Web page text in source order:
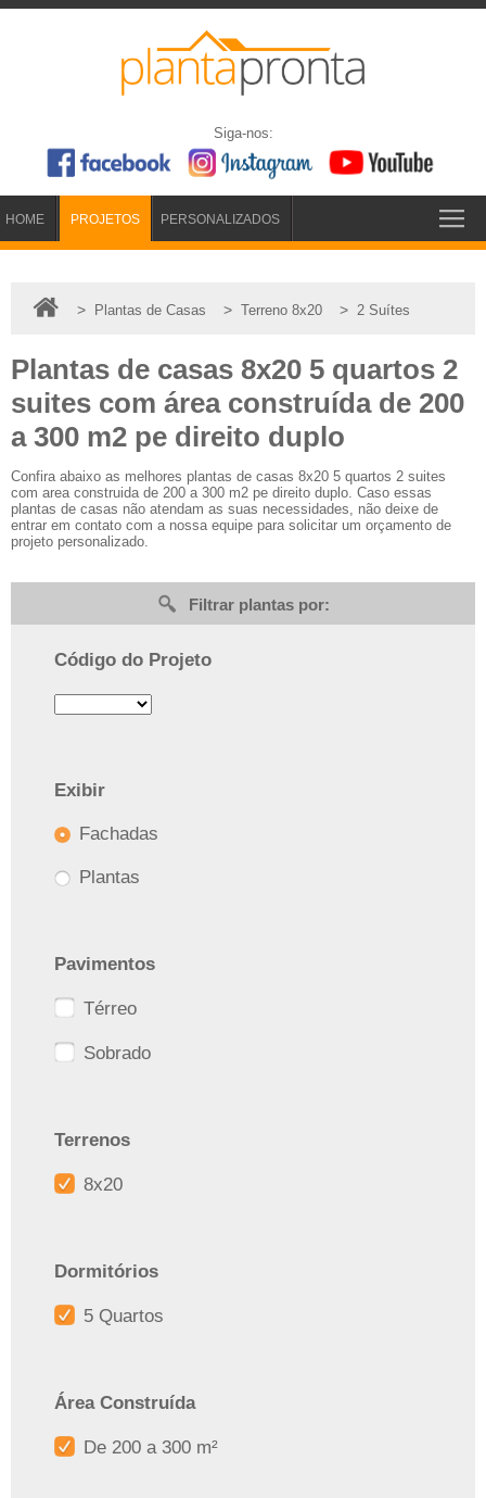
Siga-nos:
HOME PROJETOS PERSONALIZADOS
> Plantas de Casas > Terreno 8x20 > 2 Suítes
Plantas de casas 8x20 5 quartos 2
suites com área construída de 200
a 300 m2 pe direito duplo
Confira abaixo as melhores plantas de casas 8x20 5 quartos 2 suites
com area construida de 200 a 300 m2 pe direito duplo. Caso essas
plantas de casas não atendam as suas necessidades, não deixe de
entrar em contato com a nossa equipe para solicitar um orçamento de
projeto personalizado.
Filtrar plantas por:
Código do Projeto
Exibir
Fachadas
Plantas
Pavimentos
Térreo
Sobrado
Terrenos
8x20
Dormitórios
5 Quartos
Área Construída
De 200 a 300 m²